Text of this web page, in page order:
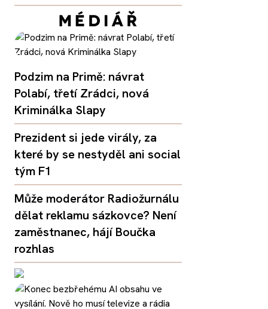
Podzim na Primě: návrat
Polabí, třetí Zrádci, nová
Kriminálka Slapy
Prezident si jede virály, za
které by se nestyděl ani social
tým F1
Může moderátor Radiožurnálu
dělat reklamu sázkovce? Není
zaměstnanec, hájí Boučka
rozhlas